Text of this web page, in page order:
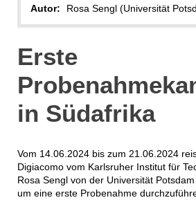
Autor: Rosa Sengl (Universität
Erste
in Südafrika
Vom 14.06.2024 bis zum 21.06.2024
Digiacomo vom Karlsruher Institut für
Rosa Sengl von der Universität
um eine erste Probenahme